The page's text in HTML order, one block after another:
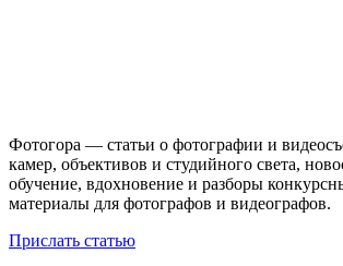
Фотогора — статьи о фотографии и
камер, объективов и студийного света,
обучение, вдохновение и разборы
материалы для фотографов и видеографов.
Прислать статью